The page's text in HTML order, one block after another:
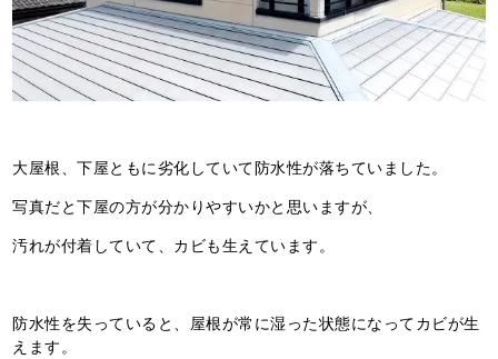
大屋根、下屋ともに劣化していて防水性が落ちていました。
写真だと下屋の方が分かりやすいかと思いますが、
汚れが付着していて、カビも生えています。
防水性を失っていると、屋根が常に湿った状態になってカビが生
えます。